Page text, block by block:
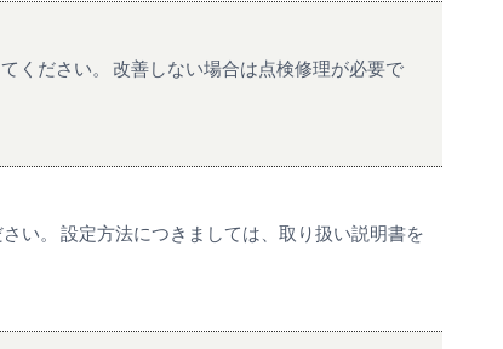
ください。 改善しない場合は点検修理が必要で
い。 設定方法につきましては、取り扱い説明書を